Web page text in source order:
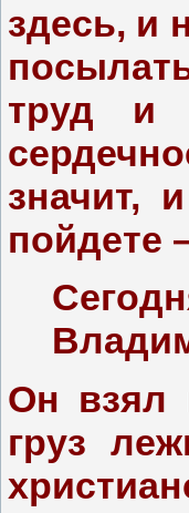
здесь, и
труд и
значит,
пойдете
Он взял
груз